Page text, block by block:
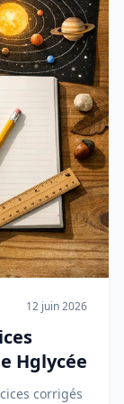
12 juin 2026
Hglycée
corrigés